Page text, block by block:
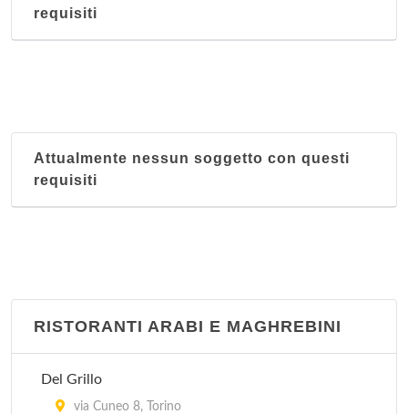
requisiti
Attualmente nessun soggetto con questi
requisiti
RISTORANTI ARABI E MAGHREBINI
Del Grillo
via Cuneo 8, Torino